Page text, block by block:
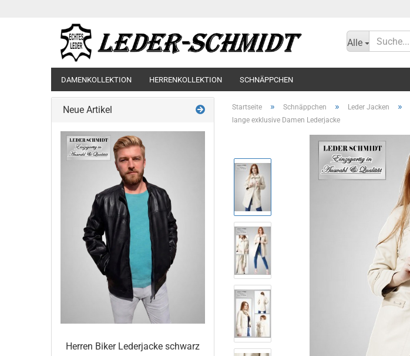
Alle
DAMENKOLLEKTION HERRENKOLLEKTION SCHNÄPPCHEN
Startseite » Schnäppchen » Leder Jacken »
lange exklusive Damen Lederjacke
Neue Artikel
Her­ren Biker Le­der­ja­cke schwarz